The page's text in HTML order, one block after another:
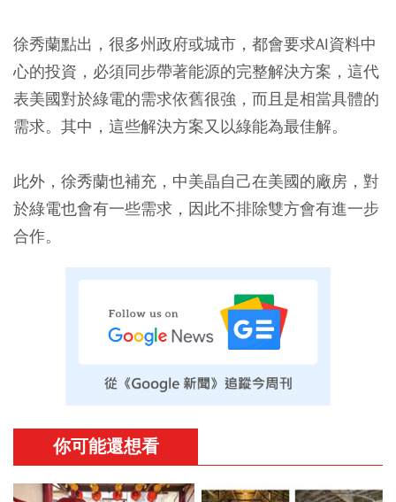
徐秀蘭點出，很多州政府或城市，都會要求AI資料中
心的投資，必須同步帶著能源的完整解決方案，這代
表美國對於綠電的需求依舊很強，而且是相當具體的
需求。其中，這些解決方案又以綠能為最佳解。
此外，徐秀蘭也補充，中美晶自己在美國的廠房，對
於綠電也會有一些需求，因此不排除雙方會有進一步
合作。